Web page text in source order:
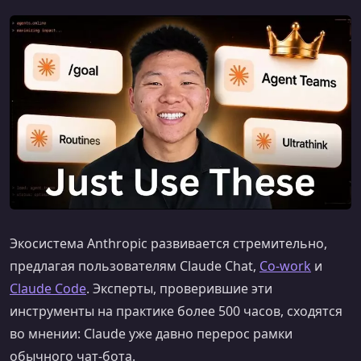
Экосистема Anthropic развивается стремительно,
предлагая пользователям Claude Chat, Co-work и
Claude Code. Эксперты, проверившие эти
инструменты на практике более 500 часов, сходятся
во мнении: Claude уже давно перерос рамки
обычного чат-бота.